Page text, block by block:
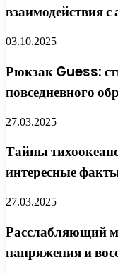
взаимодействия с
03.10.2025
Рюкзак Guess:
повседневного
27.03.2025
Тайны
интересные
27.03.2025
Расслабляющий
напряжения и